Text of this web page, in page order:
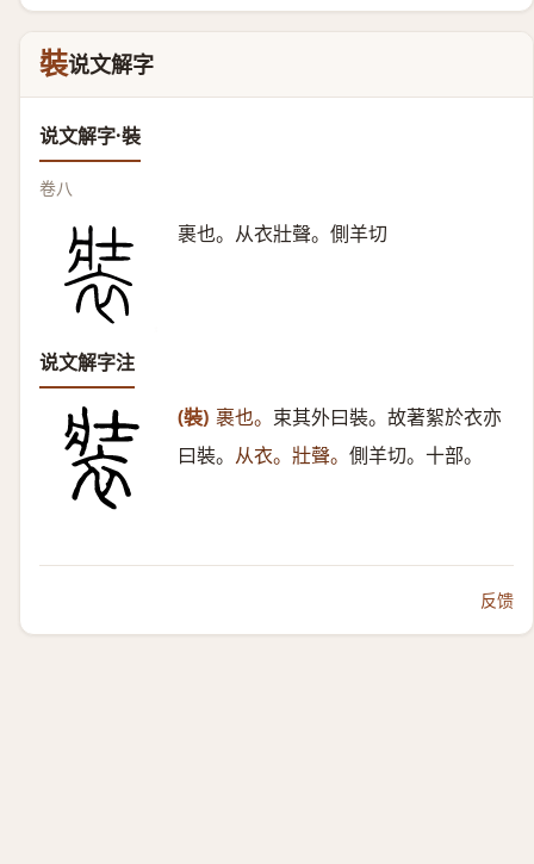
裝说文解字
说文解字·裝
卷八
裹也。从衣壯聲。側羊切
说文解字注
(裝) 裹也。 束其外曰裝。故著絮於衣亦
曰裝。 从衣。壯聲。 側羊切。十部。
反馈